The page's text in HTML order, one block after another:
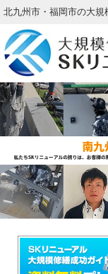
北九州市・福岡市の大